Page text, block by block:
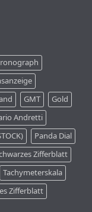
GMT
Gold
Andretti
Panda Dial
Zifferblatt
Tachymeterskala
Zifferblatt